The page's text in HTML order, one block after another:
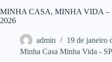
MINHA CASA, MINHA VIDA –
2026
admin
19 de janeiro
Minha Casa Minha Vida - SP